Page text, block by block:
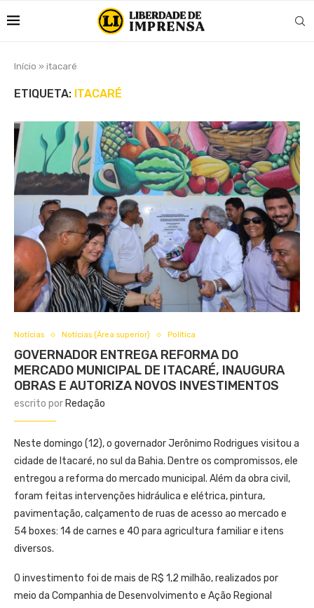
Início » itacaré
ETIQUETA: ITACARÉ
Notícias Notícias (Área superior) Política
GOVERNADOR ENTREGA REFORMA DO
MERCADO MUNICIPAL DE ITACARÉ, INAUGURA
OBRAS E AUTORIZA NOVOS INVESTIMENTOS
escrito por Redação
Neste domingo (12), o governador Jerônimo Rodrigues visitou a
cidade de Itacaré, no sul da Bahia. Dentre os compromissos, ele
entregou a reforma do mercado municipal. Além da obra civil,
foram feitas intervenções hidráulica e elétrica, pintura,
pavimentação, calçamento de ruas de acesso ao mercado e
54 boxes: 14 de carnes e 40 para agricultura familiar e itens
diversos.
O investimento foi de mais de R$ 1,2 milhão, realizados por
meio da Companhia de Desenvolvimento e Ação Regional